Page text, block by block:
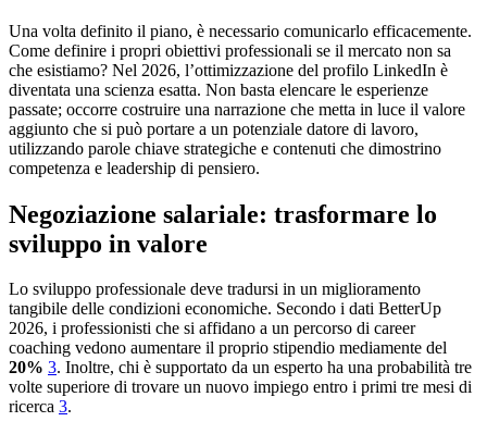
Una volta definito il piano, è necessario comunicarlo efficacemente.
Come definire i propri obiettivi professionali se il mercato non sa
che esistiamo? Nel 2026, l’ottimizzazione del profilo LinkedIn è
diventata una scienza esatta. Non basta elencare le esperienze
passate; occorre costruire una narrazione che metta in luce il valore
aggiunto che si può portare a un potenziale datore di lavoro,
utilizzando parole chiave strategiche e contenuti che dimostrino
competenza e leadership di pensiero.
Negoziazione salariale: trasformare lo
sviluppo in valore
Lo sviluppo professionale deve tradursi in un miglioramento
tangibile delle condizioni economiche. Secondo i dati BetterUp
2026, i professionisti che si affidano a un percorso di career
coaching vedono aumentare il proprio stipendio mediamente del
20% 3. Inoltre, chi è supportato da un esperto ha una probabilità tre
volte superiore di trovare un nuovo impiego entro i primi tre mesi di
ricerca 3.